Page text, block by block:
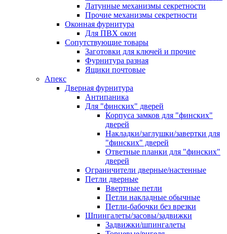
Латунные механизмы секретности
Прочие механизмы секретности
Оконная фурнитура
Для ПВХ окон
Сопутствующие товары
Заготовки для ключей и прочие
Фурнитура разная
Ящики почтовые
Апекс
Дверная фурнитура
Антипаника
Для "финских" дверей
Корпуса замков для "финских"
дверей
Накладки/заглушки/завертки для
"финских" дверей
Ответные планки для "финских"
дверей
Ограничители дверные/настенные
Петли дверные
Ввертные петли
Петли накладные обычные
Петли-бабочки без врезки
Шпингалеты/засовы/задвижки
Задвижки/шпингалеты